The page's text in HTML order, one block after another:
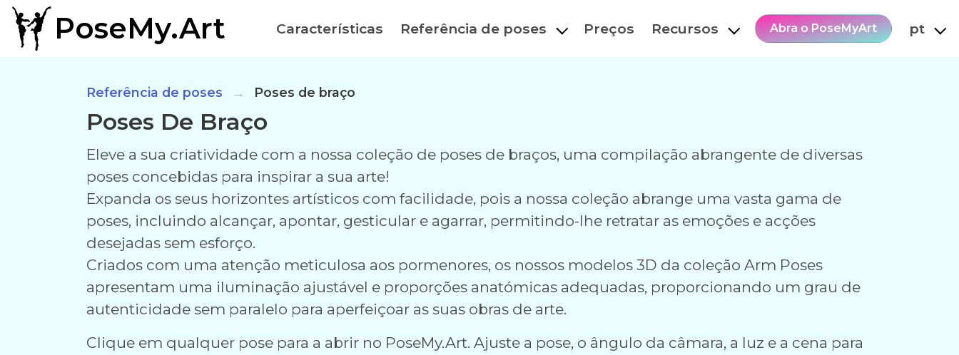
PoseMy.Art Características Referência de poses Preços Recursos Abra o PoseMyArt pt
Referência de poses Poses de braço
Poses De Braço
Eleve a sua criatividade com a nossa coleção de poses de braços, uma compilação abrangente de diversas
poses concebidas para inspirar a sua arte!
Expanda os seus horizontes artísticos com facilidade, pois a nossa coleção abrange uma vasta gama de
poses, incluindo alcançar, apontar, gesticular e agarrar, permitindo-lhe retratar as emoções e acções
desejadas sem esforço.
Criados com uma atenção meticulosa aos pormenores, os nossos modelos 3D da coleção Arm Poses
apresentam uma iluminação ajustável e proporções anatómicas adequadas, proporcionando um grau de
autenticidade sem paralelo para aperfeiçoar as suas obras de arte.
Clique em qualquer pose para a abrir no PoseMy.Art. Ajuste a pose, o ângulo da câmara, a luz e a cena para